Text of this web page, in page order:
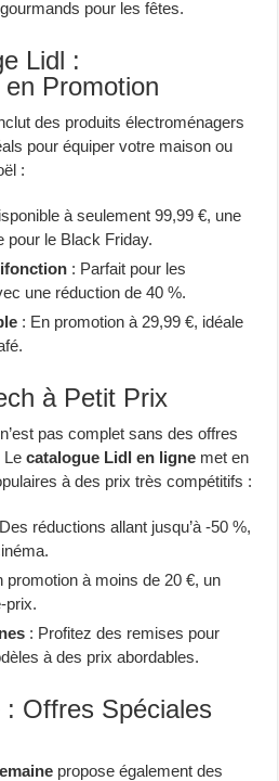
pour les fêtes.
Lidl :
Promotion
des produits électroménagers
pour équiper votre maison ou
:
à seulement 99,99 €, une
pour le Black Friday.
: Parfait pour les
une réduction de 40 %.
: En promotion à 29,99 €, idéale
à Petit Prix
pas complet sans des offres
Lecatalogue Lidl en ligne met en
à des prix très compétitifs :
réductions allant jusqu’à -50 %,
promotion à moins de 20 €, un
prix.
: Profitez des remises pour
à des prix abordables.
Offres Spéciales
propose également des